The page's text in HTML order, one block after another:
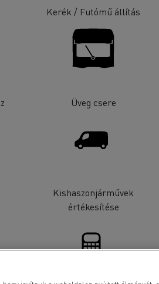
Kerék / Futómű állítás
Üveg csere
Kishaszonjárművek
értékesítése